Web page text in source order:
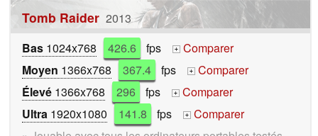
Tomb Raider 2013
Bas 1024x768 426.6 fps +
Comparer
Moyen 1366x768 367.4 fps +
Comparer
Élevé 1366x768 296 fps +
Comparer
Ultra 1920x1080 141.8 fps +
Comparer